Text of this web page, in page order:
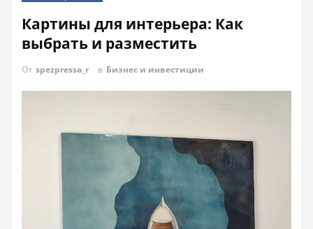
Картины для интерьера: Как
выбрать и разместить
От spezpressa_r в Бизнес и инвестиции